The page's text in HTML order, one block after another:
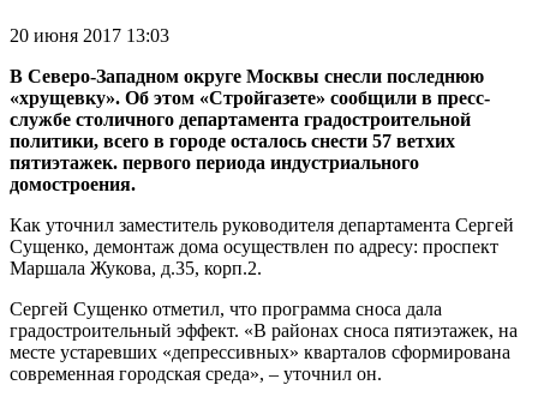
20 июня 2017 13:03
В Северо-Западном округе Москвы снесли последнюю
«хрущевку». Об этом «Стройгазете» сообщили в пресс-
службе столичного департамента градостроительной
политики, всего в городе осталось снести 57 ветхих
пятиэтажек. первого периода индустриального
домостроения.
Как уточнил заместитель руководителя департамента Сергей
Сущенко, демонтаж дома осуществлен по адресу: проспект
Маршала Жукова, д.35, корп.2.
Сергей Сущенко отметил, что программа сноса дала
градостроительный эффект. «В районах сноса пятиэтажек, на
месте устаревших «депрессивных» кварталов сформирована
современная городская среда», – уточнил он.